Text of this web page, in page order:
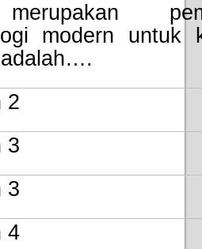
modern untuk
2
3
3
4